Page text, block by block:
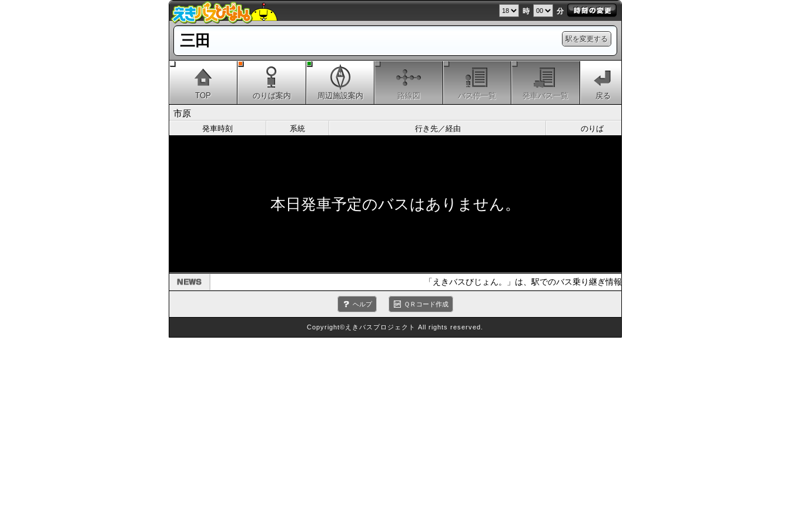
時 分
駅を変更する
三田
TOP のりば案内 周辺施設案内 路線図 バス停一覧 発車バス一覧 戻る
市原
発車時刻 系統 行き先／経由 のりば
本日発車予定のバスはありません。
「えきバスびじょん。」は、駅でのバス乗り継ぎ情報を提供しています。おでかけの際は、公共交
ヘルプ ＱＲコード作成
Copyright©えきバスプロジェクト All rights reserved.